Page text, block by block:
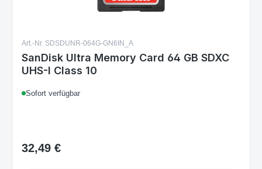
Art.-Nr. SDSDUNR-064G-GN6IN_A
SanDisk Ultra Memory Card 64 GB SDXC
UHS-I Class 10
Sofort verfügbar
Regulärer Preis:
32,49 €